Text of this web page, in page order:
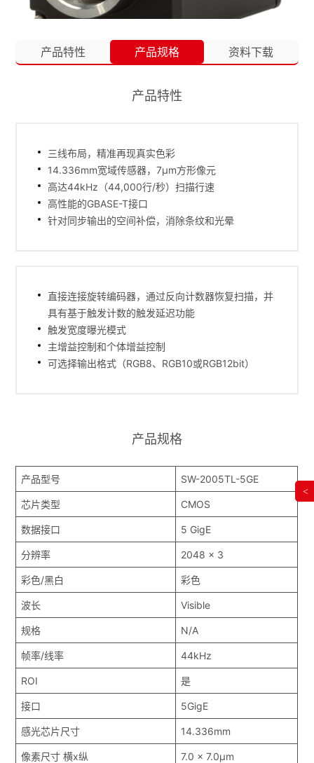
产品特性 产品规格 资料下载
产品特性
三线布局，精准再现真实色彩
14.336mm宽域传感器，7μm方形像元
高达44kHz（44,000行/秒）扫描行速
高性能的GBASE-T接口
针对同步输出的空间补偿，消除条纹和光晕
直接连接旋转编码器，通过反向计数器恢复扫描，并
具有基于触发计数的触发延迟功能
触发宽度曝光模式
主增益控制和个体增益控制
可选择输出格式（RGB8、RGB10或RGB12bit）
产品规格
产品型号 SW-2005TL-5GE
芯片类型 CMOS
数据接口 5 GigE
分辨率 2048 x 3
彩色/黑白 彩色
波长 Visible
规格 N/A
帧率/线率 44kHz
ROI 是
接口 5GigE
感光芯片尺寸 14.336mm
像素尺寸 横x纵 7.0 x 7.0µm
<